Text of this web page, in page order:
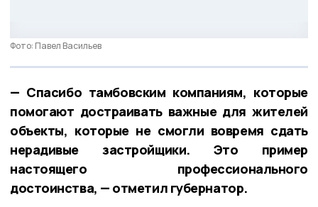
Фото: Павел Васильев
— Спасибо тамбовским компаниям, которые
помогают достраивать важные для жителей
объекты, которые не смогли вовремя сдать
нерадивые застройщики. Это пример
настоящего профессионального
достоинства, — отметил губернатор.